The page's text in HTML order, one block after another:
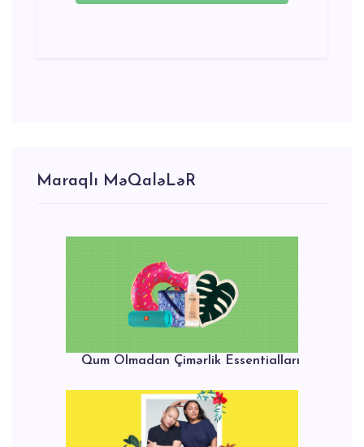
Maraqlı MəQaləLəR
Qum Olmadan Çimərlik Essentialları